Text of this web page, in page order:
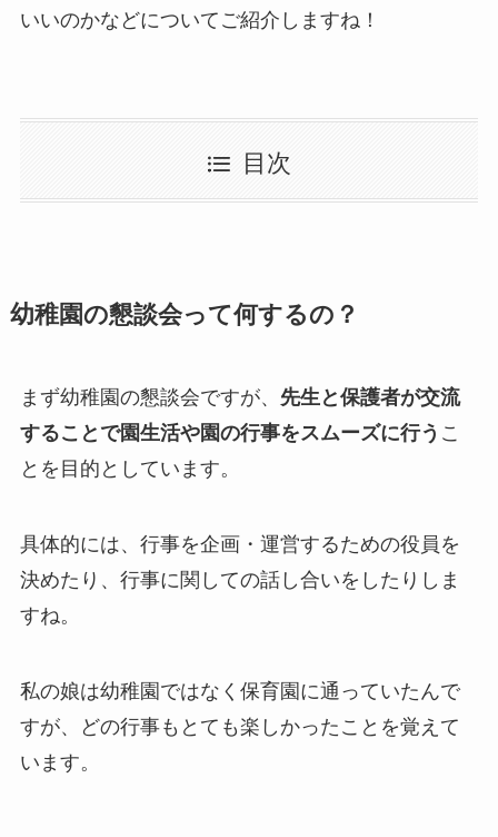
いいのかなどについてご紹介しますね！
目次
幼稚園の懇談会って何するの？
まず幼稚園の懇談会ですが、 先生と保護者が交流
することで園生活や園の行事をスムーズに行う こ
とを目的としています。
具体的には、行事を企画・運営するための役員を
決めたり、行事に関しての話し合いをしたりしま
すね。
私の娘は幼稚園ではなく保育園に通っていたんで
すが、どの行事もとても楽しかったことを覚えて
います。